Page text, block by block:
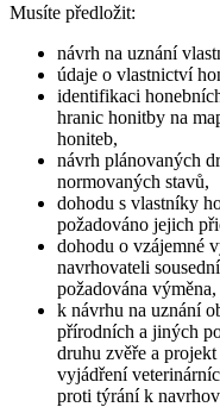
Musíte předložit:
návrh na uznání
údaje o vlastnictví
identifikaci
hranic honitby na
honiteb,
návrh plánovaných
normovaných stavů,
dohodu s vlastníky
požadováno jejich
dohodu o vzájemné
navrhovateli
požadována výměna,
k návrhu na uznání
přírodních a jiných
druhu zvěře a
vyjádření
proti týrání k